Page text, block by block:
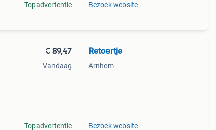
Topadvertentie Bezoek website
€ 89,47
Vandaag
Topadvertentie
Retoertje
Arnhem
Bezoek website